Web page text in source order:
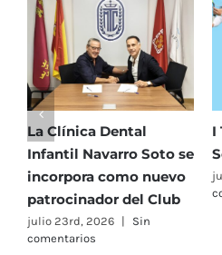
que
estaba
cerca
de
volver
la
pista
fue
lo
que
La Clínica Dental
Infantil Navarro Soto se
incorpora como nuevo
patrocinador del Club
julio 23rd, 2026 |
Sin
comentarios
I